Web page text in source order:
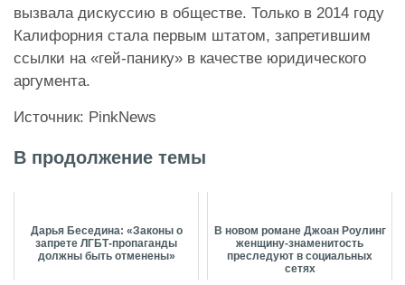
вызвала дискуссию в обществе. Только в 2014 году
Калифорния стала первым штатом, запретившим
ссылки на «гей-панику» в качестве юридического
аргумента.
Источник: PinkNews
В продолжение темы
Дарья Беседина: «Законы о
запрете ЛГБТ-пропаганды
должны быть отменены»
В новом романе Джоан Роулинг
женщину-знаменитость
преследуют в социальных
сетях